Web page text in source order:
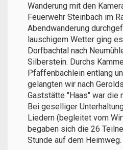
Wanderung mit den
Feuerwehr Steinbach im
Abendwanderung
lauschigem Wetter ging
Dorfbachtal nach
Silberstein. Durchs
Pfaffenbächlein entlang
gelangten wir nach
Gaststätte "Haas" war die
Bei geselliger
Liedern (begleitet vom
begaben sich die 26
Stunde auf dem Heimweg.